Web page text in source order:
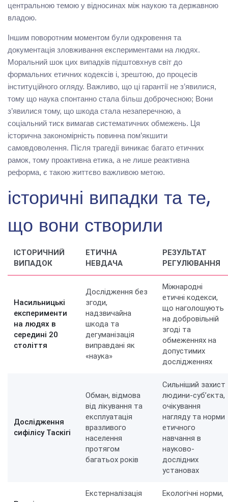
центральною темою у відносинах між наукою та державною
владою.
Іншим поворотним моментом були одкровення та
документація зловживання експериментами на людях.
Моральний шок цих випадків підштовхнув світ до
формальних етичних кодексів і, зрештою, до процесів
інституційного огляду. Важливо, що ці гарантії не з’явилися,
тому що наука спонтанно стала більш доброчесною; Вони
з’явилися тому, що шкода стала незаперечною, а
соціальний тиск вимагав систематичних обмежень. Ця
історична закономірність повинна пом’якшити
самовдоволення. Після трагедії виникає багато етичних
рамок, тому проактивна етика, а не лише реактивна
реформа, є такою життєво важливою метою.
історичні випадки та те,
що вони створили
ІСТОРИЧНИЙ
ВИПАДОК
ЕТИЧНА
НЕВДАЧА
РЕЗУЛЬТАТ
РЕГУЛЮВАННЯ
Насильницькі
експерименти
на людях в
середині 20
століття
Дослідження без
згоди,
надзвичайна
шкода та
дегуманізація
виправдані як
«наука»
Міжнародні
етичні кодекси,
що наголошують
на добровільній
згоді та
обмеженнях на
допустимих
дослідженнях
Дослідження
сифілісу Таскігі
Обман, відмова
від лікування та
експлуатація
вразливого
населення
протягом
багатьох років
Сильніший захист
людини-суб’єкта,
очікування
нагляду та норми
етичного
навчання в
науково-
дослідних
установах
Екстерналізація
Екологічні норми,